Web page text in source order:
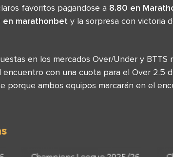
favoritos pagandose a 8.80 en
en marathonbet y la sorpresa con victoria
en los mercados Over/Under y
encuentro con una cuota para el Over 2.5
porque ambos equipos marcarán en el